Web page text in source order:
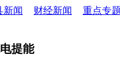
新闻 财经新闻
重点专
提能